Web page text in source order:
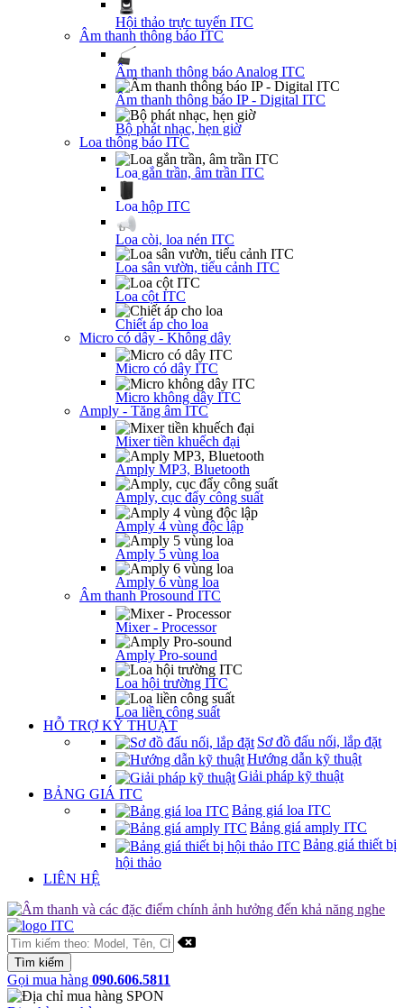
Hội thảo trực tuyến ITC
Âm thanh thông báo ITC
Âm thanh thông báo Analog ITC
Âm thanh thông báo IP - Digital ITC
Bộ phát nhạc, hẹn giờ
Loa thông báo ITC
Loa gắn trần, âm trần ITC
Loa hộp ITC
Loa còi, loa nén ITC
Loa sân vườn, tiểu cảnh ITC
Loa cột ITC
Chiết áp cho loa
Micro có dây - Không dây
Micro có dây ITC
Micro không dây ITC
Amply - Tăng âm ITC
Mixer tiền khuếch đại
Amply MP3, Bluetooth
Amply, cục đẩy công suất
Amply 4 vùng độc lập
Amply 5 vùng loa
Amply 6 vùng loa
Âm thanh Prosound ITC
Mixer - Processor
Amply Pro-sound
Loa hội trường ITC
Loa liền công suất
HỖ TRỢ KỸ THUẬT
Sơ đồ đấu nối, lắp đặt
Hướng dẫn kỹ thuật
Giải pháp kỹ thuật
BẢNG GIÁ ITC
Bảng giá loa ITC
Bảng giá amply ITC
Bảng giá thiết bị
hội thảo
LIÊN HỆ
Gọi mua hàng 090.606.5811